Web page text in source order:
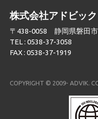
株式会社アドビック
〒438-0058 静岡県磐田
TEL : 0538-37-3058
FAX : 0538-37-1919
COPYRIGHT © 2009- ADVIK.